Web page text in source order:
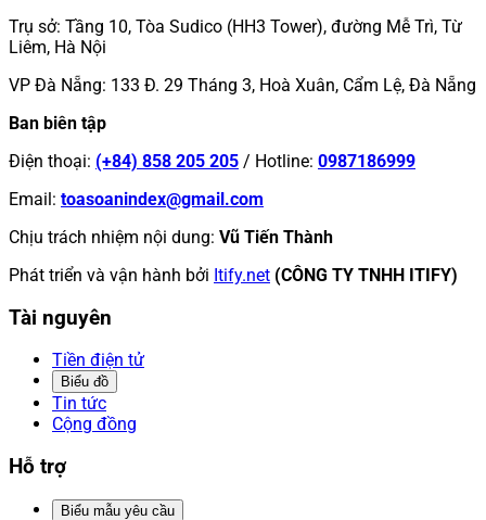
Trụ sở: Tầng 10, Tòa Sudico (HH3 Tower), đường Mễ Trì, Từ
Liêm, Hà Nội
VP Đà Nẵng: 133 Đ. 29 Tháng 3, Hoà Xuân, Cẩm Lệ, Đà Nẵng
Ban biên tập
Điện thoại: (+84) 858 205 205 / Hotline: 0987186999
Email: toasoanindex@gmail.com
Chịu trách nhiệm nội dung: Vũ Tiến Thành
Phát triển và vận hành bởi Itify.net (CÔNG TY TNHH ITIFY)
Tài nguyên
Tiền điện tử
Biểu đồ
Tin tức
Cộng đồng
Hỗ trợ
Biểu mẫu yêu cầu